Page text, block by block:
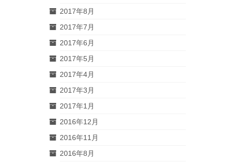
2017年8月
2017年7月
2017年6月
2017年5月
2017年4月
2017年3月
2017年1月
2016年12月
2016年11月
2016年8月